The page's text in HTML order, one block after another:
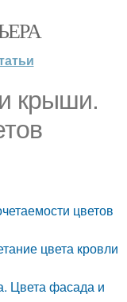
крыши.
цветов
цвета кровли
Цвета фасада и